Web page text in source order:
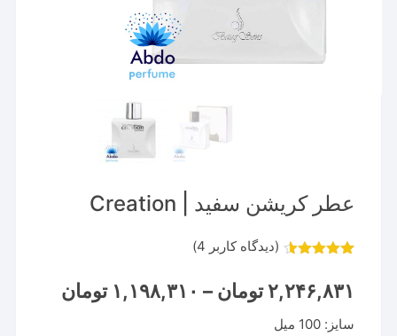
عطر کریشن سفید | Creation
مشتری
(دیدگاه کاربر 4
)
۲,۲۴۶,۸۳۱ تومان – ۱,۱۹۸,۳۱۰ تومان
سایز: 100 میل